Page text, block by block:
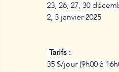
23, 26, 27, 30
2, 3 janvier 2025
Tarifs :
35 $/jour (9h00 à